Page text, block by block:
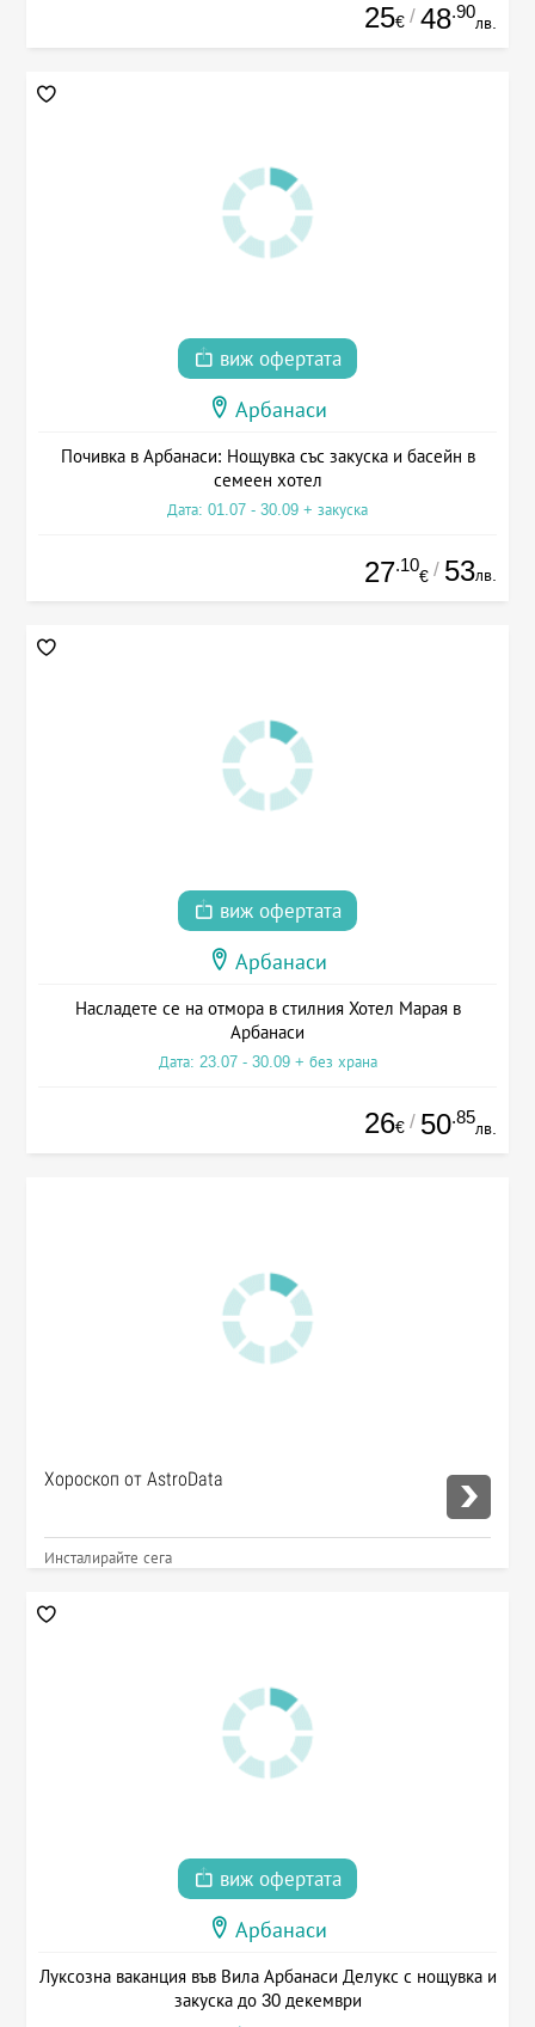
25€ / 48.90
лв.
виж офертата
Арбанаси
Почивка в Арбанаси: Нощувка със закуска и басейн в
семеен хотел
Дата: 01.07 - 30.09 + закуска
27.10
€ / 53лв.
виж офертата
Арбанаси
Насладете се на отмора в стилния Хотел Марая в
Арбанаси
Дата: 23.07 - 30.09 + без храна
26€ / 50.85
лв.
Хороскоп от AstroData
Инсталирайте сега
виж офертата
Арбанаси
Луксозна ваканция във Вила Арбанаси Делукс с нощувка и
закуска до 30 декември